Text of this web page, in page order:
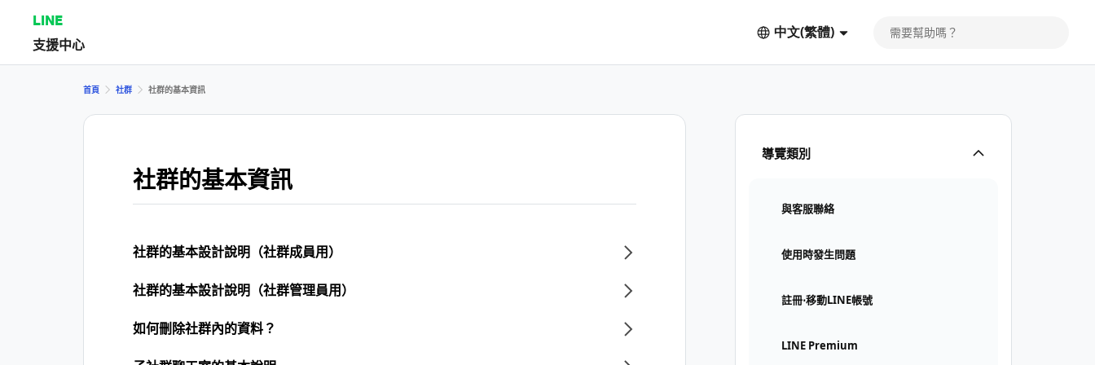
LINE
支援中心
中文(繁體)
導覽類別
與客服聯絡
使用時發生問題
註冊⋅移動LINE帳號
LINE Premium
首頁 社群 社群的基本資訊
社群的基本資訊
社群的基本設計說明（社群成員用）
社群的基本設計說明（社群管理員用）
如何刪除社群內的資料？